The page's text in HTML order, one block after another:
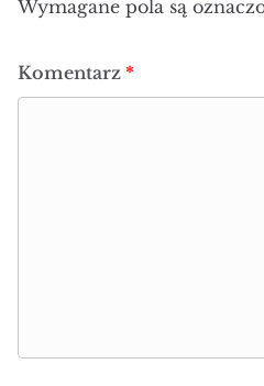
Wymagane pola są
Komentarz *